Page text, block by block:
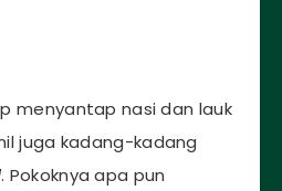
menyantap nasi dan lauk
juga kadang-kadang
. Pokoknya apa pun